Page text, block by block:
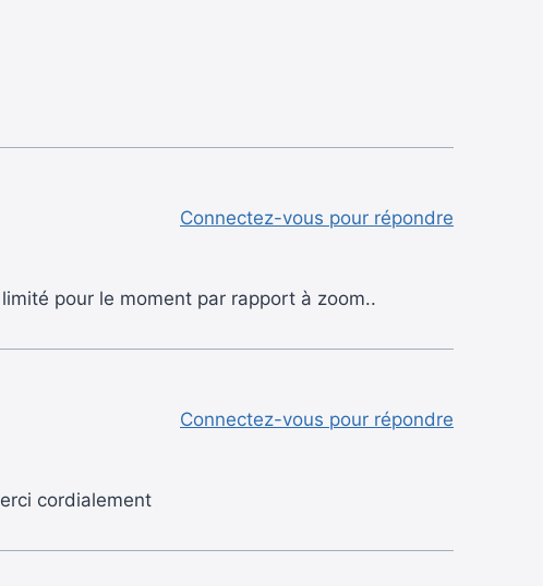
pour le moment par rapport à zoom..
Connectez-vous pour répondre
cordialement
Connectez-vous pour répondre